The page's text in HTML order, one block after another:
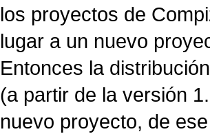
los proyectos de
lugar a un nuevo
Entonces la
(a partir de la versión
nuevo proyecto, de